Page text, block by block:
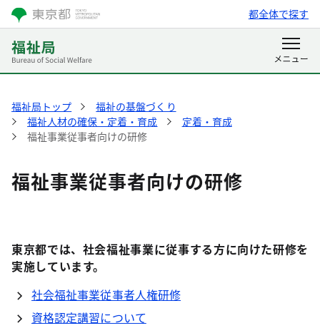
都全体で探す
福祉局トップ
福祉の基盤づくり
福祉人材の確保・定着・育成
定着・育成
福祉事業従事者向けの研修
福祉事業従事者向けの研修
東京都では、社会福祉事業に従事する方に向けた研修を
実施しています。
社会福祉事業従事者人権研修
資格認定講習について